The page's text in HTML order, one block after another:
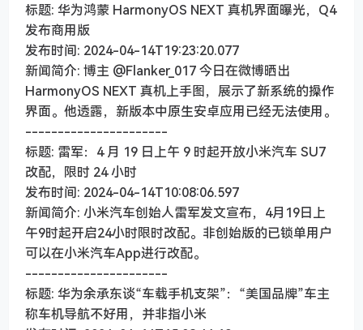
标题: 华为鸿蒙 HarmonyOS NEXT 真机界面曝光，Q4
发布商用版
发布时间: 2024-04-14T19:23:20.077
新闻简介: 博主 @Flanker_017 今日在微博晒出
HarmonyOS NEXT 真机上手图，展示了新系统的操作
界面。他透露，新版本中原生安卓应用已经无法使用。
----------------------
标题: 雷军：4 月 19 日上午 9 时起开放小米汽车 SU7
改配，限时 24 小时
发布时间: 2024-04-14T10:08:06.597
新闻简介: 小米汽车创始人雷军发文宣布，4月19日上
午9时起开启24小时限时改配。非创始版的已锁单用户
可以在小米汽车App进行改配。
----------------------
标题: 华为余承东谈“车载手机支架”：“美国品牌”车主
称车机导航不好用，并非指小米